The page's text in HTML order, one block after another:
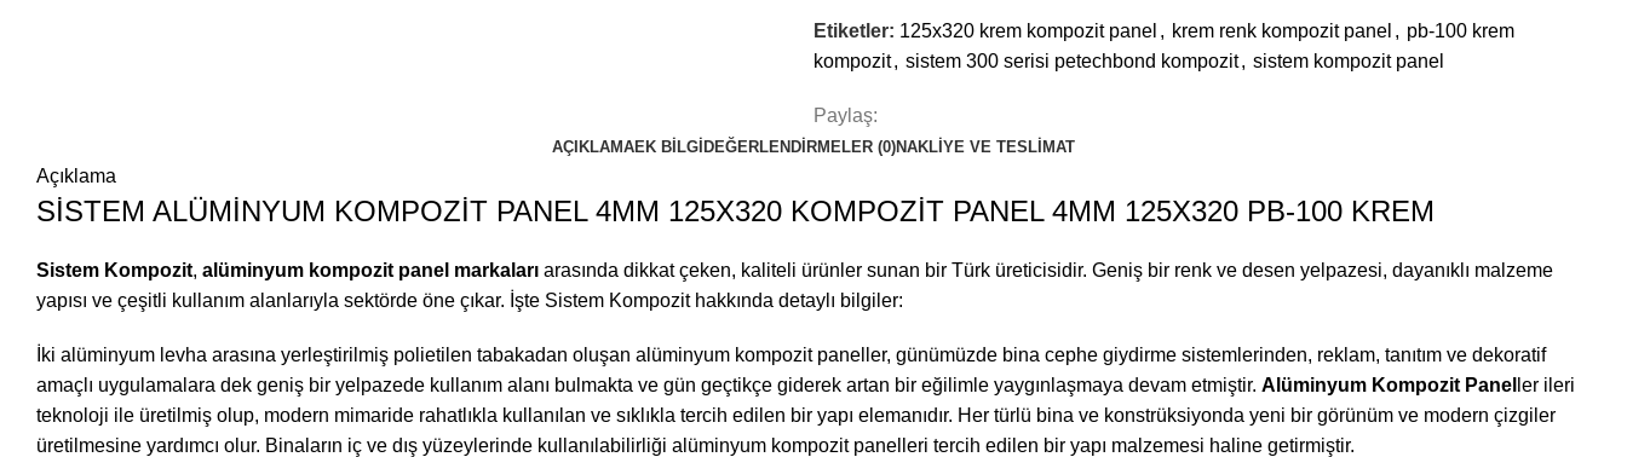
Etiketler: 125x320 krem kompozit panel , krem renk kompozit panel , pb-100 krem
kompozit, sistem 300 serisi petechbond kompozit, sistem kompozit panel
Paylaş:
AÇIKLAMAEK BILGI DEĞERLENDIRMELER (0)NAKLIYE VE TESLIMAT
Açıklama
SİSTEM ALÜMİNYUM KOMPOZİT PANEL 4MM 125X320 KOMPOZİT PANEL 4MM 125X320 PB-100 KREM
Sistem Kompozit, alüminyum kompozit panel markaları arasında dikkat çeken, kaliteli ürünler sunan bir Türk üreticisidir. Geniş bir renk ve desen yelpazesi, dayanıklı malzeme
yapısı ve çeşitli kullanım alanlarıyla sektörde öne çıkar. İşte Sistem Kompozit hakkında detaylı bilgiler:
İki alüminyum levha arasına yerleştirilmiş polietilen tabakadan oluşan alüminyum kompozit paneller, günümüzde bina cephe giydirme sistemlerinden, reklam, tanıtım ve dekoratif
amaçlı uygulamalara dek geniş bir yelpazede kullanım alanı bulmakta ve gün geçtikçe giderek artan bir eğilimle yaygınlaşmaya devam etmiştir. Alüminyum Kompozit Panel ler ileri
teknoloji ile üretilmiş olup, modern mimaride rahatlıkla kullanılan ve sıklıkla tercih edilen bir yapı elemanıdır. Her türlü bina ve konstrüksiyonda yeni bir görünüm ve modern çizgiler
üretilmesine yardımcı olur. Binaların iç ve dış yüzeylerinde kullanılabilirliği alüminyum kompozit panelleri tercih edilen bir yapı malzemesi haline getirmiştir.